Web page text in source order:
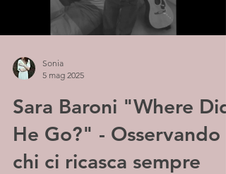
Sonia
5 mag 2025
Sara Baroni "Where Did
He Go?" - Osservando
chi ci ricasca sempre